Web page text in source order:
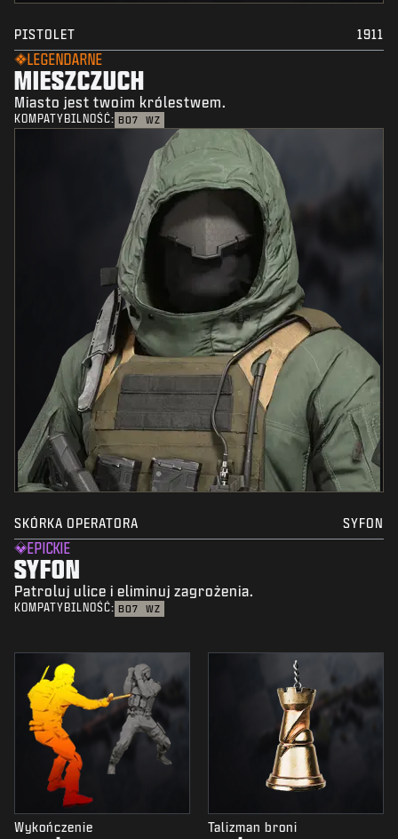
PISTOLET 1911
LEGENDARNE
MIESZCZUCH
Miasto jest twoim królestwem.
KOMPATYBILNOŚĆ: BO7 WZ
SKÓRKA OPERATORA SYFON
EPICKIE
SYFON
Patroluj ulice i eliminuj zagrożenia.
KOMPATYBILNOŚĆ: BO7 WZ
Wykończenie Talizman broni